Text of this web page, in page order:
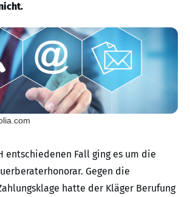
entschiedenen Fall ging es um die
Gegen die
hatte der Kläger Berufung